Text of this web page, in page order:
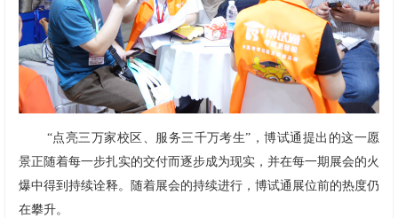
“点亮三万家校区、服务三千万考生”，博试通提出的这一愿
景正随着每一步扎实的交付而逐步成为现实，并在每一期展会的火
爆中得到持续诠释。随着展会的持续进行，博试通展位前的热度仍
在攀升。